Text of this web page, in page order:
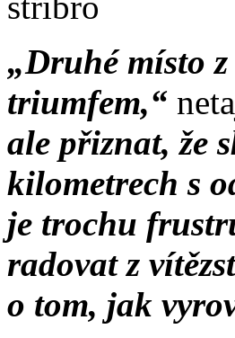
„Druhé místo
triumfem,“
ale přiznat, že
kilometrech s
je trochu
radovat z
o tom, jak